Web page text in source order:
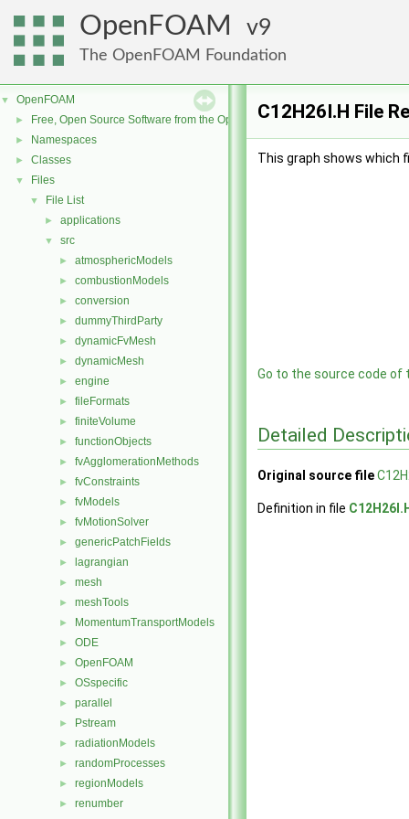
OpenFOAM 9
The OpenFOAM Foundation
▼ OpenFOAM
► Free, Open Source Software from the OpenFOAM Foundation
► Namespaces
► Classes
▼ Files
▼ File List
► applications
▼ src
► atmosphericModels
► combustionModels
► conversion
► dummyThirdParty
► dynamicFvMesh
► dynamicMesh
► engine
► fileFormats
► finiteVolume
► functionObjects
► fvAgglomerationMethods
► fvConstraints
► fvModels
► fvMotionSolver
► genericPatchFields
► lagrangian
► mesh
► meshTools
► MomentumTransportModels
► ODE
► OpenFOAM
► OSspecific
► parallel
► Pstream
► radiationModels
► randomProcesses
► regionModels
► renumber
C12H26I.H File
This graph shows which
Go to the source code of
Detailed
Original source file
Definition in file